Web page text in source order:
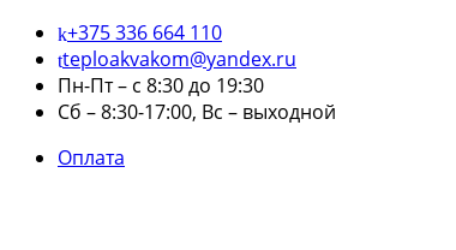
+375 336 664 110
teploakvakom@yandex.ru
Пн-Пт – с 8:30 до 19:30
Сб – 8:30-17:00, Вс – выходной
Оплата